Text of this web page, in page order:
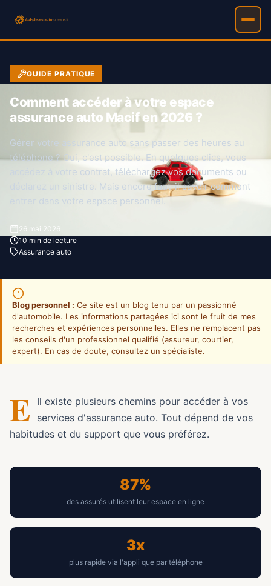
GUIDE PRATIQUE
Comment accéder à votre espace
assurance auto Macif en 2026 ?
Gérer votre assurance auto sans passer des heures au
téléphone ? Oui, c'est possible. En quelques clics, vous
accédez à votre contrat, téléchargez vos documents ou
déclarez un sinistre. Mais encore faut-il savoir comment
entrer dans votre espace personnel.
26 mai 2026
10 min de lecture
Assurance auto
Blog personnel : Ce site est un blog tenu par un passionné
d'automobile. Les informations partagées ici sont le fruit de mes
recherches et expériences personnelles. Elles ne remplacent pas
les conseils d'un professionnel qualifié (assureur, courtier,
expert). En cas de doute, consultez un spécialiste.
E Il existe plusieurs chemins pour accéder à vos
services d'assurance auto. Tout dépend de vos
habitudes et du support que vous préférez.
87%
des assurés utilisent leur espace en ligne
3x
plus rapide via l'appli que par téléphone